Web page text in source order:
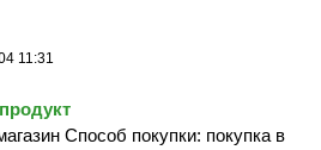
11:31
Способ покупки: покупка в